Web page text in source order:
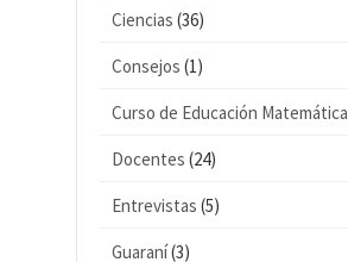
Ciencias (36)
Consejos (1)
Curso de Educación Matemática
Docentes (24)
Entrevistas (5)
Guaraní(3)